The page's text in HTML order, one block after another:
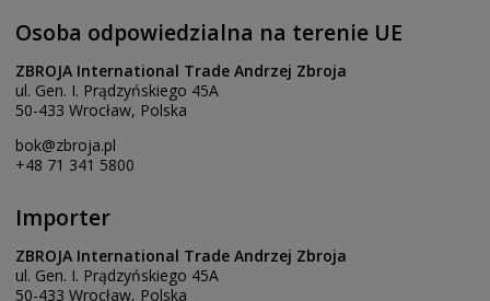
Osoba odpowiedzialna na terenie UE
ZBROJA International Trade Andrzej Zbroja
ul. Gen. I. Prądzyńskiego 45A
50-433 Wrocław, Polska
bok@zbroja.pl
+48 71 341 5800
Importer
ZBROJA International Trade Andrzej Zbroja
ul. Gen. I. Prądzyńskiego 45A
50-433 Wrocław, Polska